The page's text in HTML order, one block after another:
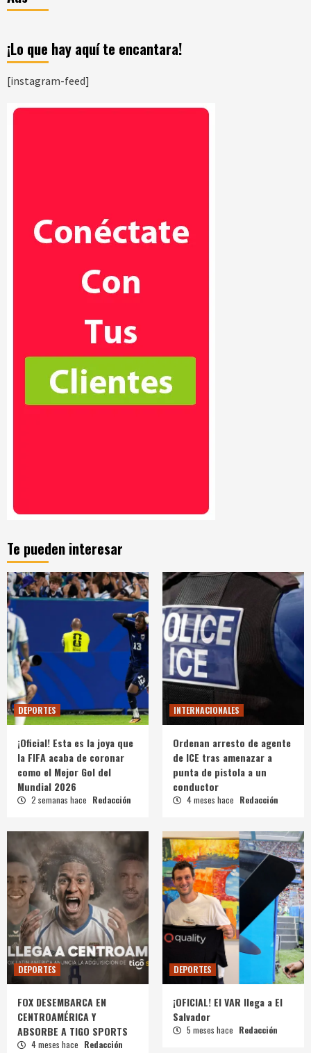
¡Lo que hay aquí te encantara!
[instagram-feed]
Te pueden interesar
DEPORTES
¡Oficial! Esta es la joya que
la FIFA acaba de coronar
como el Mejor Gol del
Mundial 2026
2 semanas hace Redacción
INTERNACIONALES
Ordenan arresto de agente
de ICE tras amenazar a
punta de pistola a un
conductor
4 meses hace Redacción
DEPORTES
FOX DESEMBARCA EN
CENTROAMÉRICA Y
ABSORBE A TIGO SPORTS
4 meses hace Redacción
DEPORTES
¡OFICIAL! El VAR llega a El
Salvador
5 meses hace Redacción